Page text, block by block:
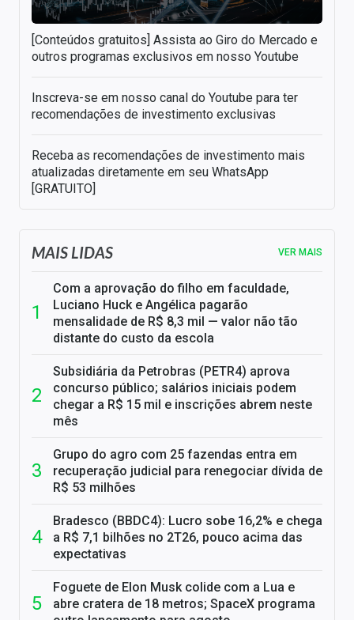
[Conteúdos gratuitos] Assista ao Giro do Mercado e
outros programas exclusivos em nosso Youtube
Inscreva-se em nosso canal do Youtube para ter
recomendações de investimento exclusivas
Receba as recomendações de investimento mais
atualizadas diretamente em seu WhatsApp
[GRATUITO]
MAIS LIDAS VER MAIS
Com a aprovação do filho em faculdade,
Luciano Huck e Angélica pagarão
mensalidade de R$ 8,3 mil — valor não tão
distante do custo da escola
Subsidiária da Petrobras (PETR4) aprova
concurso público; salários iniciais podem
chegar a R$ 15 mil e inscrições abrem neste
mês
Grupo do agro com 25 fazendas entra em
recuperação judicial para renegociar dívida de
R$ 53 milhões
Bradesco (BBDC4): Lucro sobe 16,2% e chega
a R$ 7,1 bilhões no 2T26, pouco acima das
expectativas
Foguete de Elon Musk colide com a Lua e
abre cratera de 18 metros; SpaceX programa